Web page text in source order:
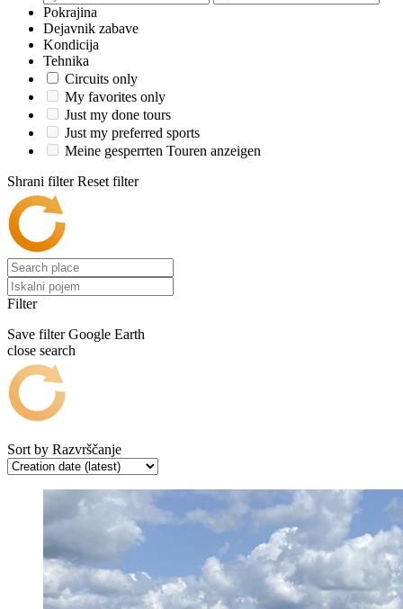
Pokrajina
Dejavnik zabave
Kondicija
Tehnika
Circuits only
My favorites only
Just my done tours
Just my preferred sports
Meine gesperrten Touren anzeigen
Shrani filter Reset filter
Filter
Save filter Google Earth
close search
Sort by Razvrščanje